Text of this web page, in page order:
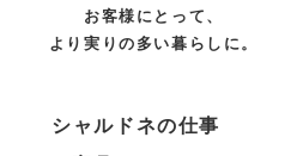
お客様にとって、
より実りの多い暮らしに。
シャルドネの仕事